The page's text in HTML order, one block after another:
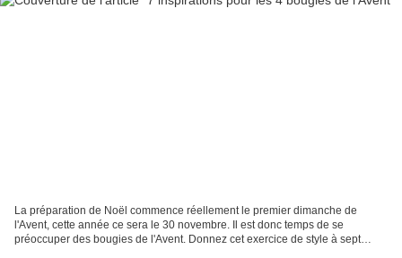
La préparation de Noël commence réellement le premier dimanche de
l'Avent, cette année ce sera le 30 novembre. Il est donc temps de se
préoccuper des bougies de l'Avent. Donnez cet exercice de style à sept